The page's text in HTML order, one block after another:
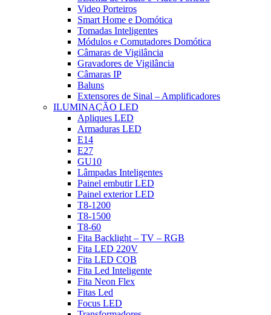
Video Porteiros
Smart Home e Domótica
Tomadas Inteligentes
Módulos e Comutadores Domótica
Câmaras de Vigilância
Gravadores de Vigilância
Câmaras IP
Baluns
Extensores de Sinal – Amplificadores
ILUMINAÇÃO LED
Apliques LED
Armaduras LED
E14
E27
GU10
Lâmpadas Inteligentes
Painel embutir LED
Painel exterior LED
T8-1200
T8-1500
T8-60
Fita Backlight – TV – RGB
Fita LED 220V
Fita LED COB
Fita Led Inteligente
Fita Neon Flex
Fitas Led
Focus LED